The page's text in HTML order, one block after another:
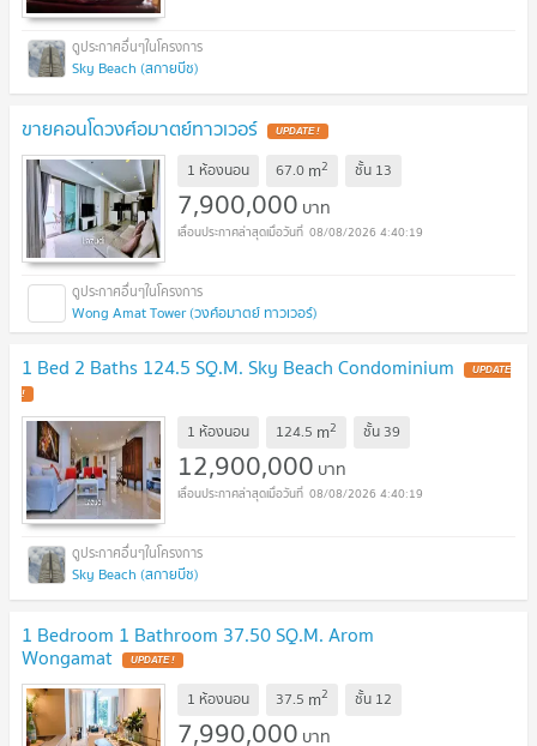
Sky Beach (สกายบีช)
ขายคอนโดวงศ์อมาตย์ทาวเวอร์ UPDATE !
1 ห้องนอน 67.0 m2 ชั้น 13
7,900,000 บาท
08/08/2026 4:40:19
Wong Amat Tower (วงศ์อมาตย์ ทาวเวอร์)
1 Bed 2 Baths 124.5 SQ.M. Sky Beach Condominium UPDATE
!
1 ห้องนอน 124.5 m2 ชั้น 39
12,900,000 บาท
08/08/2026 4:40:19
Sky Beach (สกายบีช)
1 Bedroom 1 Bathroom 37.50 SQ.M. Arom
Wongamat UPDATE !
1 ห้องนอน 37.5 m2 ชั้น 12
7,990,000 บาท